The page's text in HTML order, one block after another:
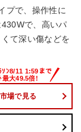
プで、操作性に
で、高いパ
て深い傷などを
場で見る